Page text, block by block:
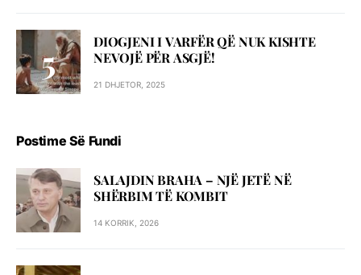
DIOGJENI I VARFËR QË NUK KISHTE
NEVOJË PËR ASGJË!
21 DHJETOR, 2025
Postime Së Fundi
SALAJDIN BRAHA – NJЁ JETЁ NЁ
SHЁRBIM TЁ KOMBIT
14 KORRIK, 2026